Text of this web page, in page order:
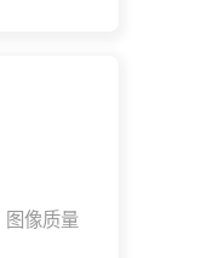
图像质量